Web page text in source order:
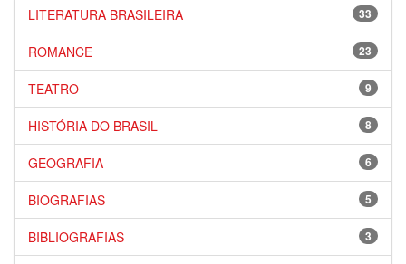
33
LITERATURA BRASILEIRA
23
ROMANCE
9
TEATRO
8
HISTÓRIA DO BRASIL
6
GEOGRAFIA
5
BIOGRAFIAS
3
BIBLIOGRAFIAS